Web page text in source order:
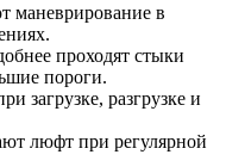
маневрирование в
проходят стыки
пороги.
загрузке, разгрузке и
люфт при регулярной